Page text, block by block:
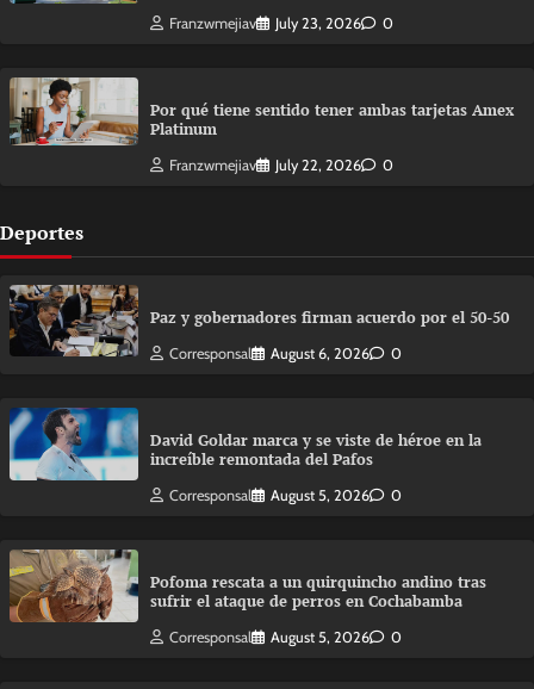
Franzwmejiav July 23, 2026 0
Por qué tiene sentido tener ambas tarjetas Amex
Platinum
Franzwmejiav July 22, 2026 0
Deportes
Paz y gobernadores firman acuerdo por el 50-50
Corresponsal August 6, 2026 0
David Goldar marca y se viste de héroe en la
increíble remontada del Pafos
Corresponsal August 5, 2026 0
Pofoma rescata a un quirquincho andino tras
sufrir el ataque de perros en Cochabamba
Corresponsal August 5, 2026 0